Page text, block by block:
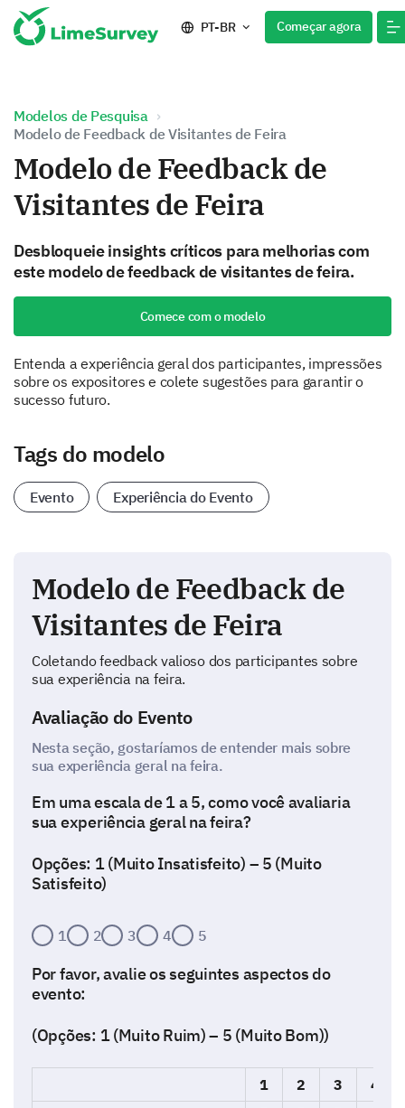
PT-BR Começar agora
Modelos de Pesquisa
Modelo de Feedback de Visitantes de Feira
Modelo de Feedback de
Visitantes de Feira
Desbloqueie insights críticos para melhorias com
este modelo de feedback de visitantes de feira.
Comece com o modelo
Entenda a experiência geral dos participantes, impressões
sobre os expositores e colete sugestões para garantir o
sucesso futuro.
Tags do modelo
Evento Experiência do Evento
Modelo de Feedback de
Visitantes de Feira
Coletando feedback valioso dos participantes sobre
sua experiência na feira.
Avaliação do Evento
Nesta seção, gostaríamos de entender mais sobre
sua experiência geral na feira.
Em uma escala de 1 a 5, como você avaliaria
sua experiência geral na feira?
Opções: 1 (Muito Insatisfeito) – 5 (Muito
Satisfeito)
1 2 3 4 5
Por favor, avalie os seguintes aspectos do
evento:
(Opções: 1 (Muito Ruim) – 5 (Muito Bom))
1 2 3
4